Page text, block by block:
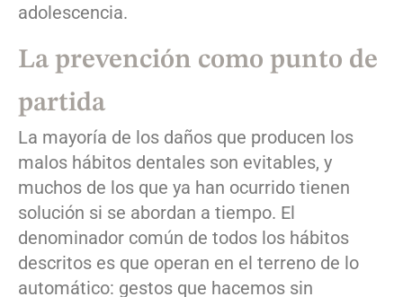
adolescencia.
La prevención como punto de
partida
La mayoría de los daños que producen los
malos hábitos dentales son evitables, y
muchos de los que ya han ocurrido tienen
solución si se abordan a tiempo. El
denominador común de todos los hábitos
descritos es que operan en el terreno de lo
automático: gestos que hacemos sin